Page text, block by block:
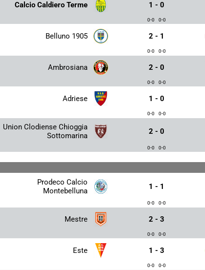
Calcio Caldiero Terme 1 - 0
0-0 0-0
Belluno 1905 2 - 1
0-0 0-0
Ambrosiana 2 - 0
0-0 0-0
Adriese 1 - 0
0-0 0-0
Union Clodiense Chioggia
Sottomarina
2 - 0
0-0 0-0
Prodeco Calcio
Montebelluna
1 - 1
0-0 0-0
Mestre 2 - 3
0-0 0-0
Este 1 - 3
0-0 0-0